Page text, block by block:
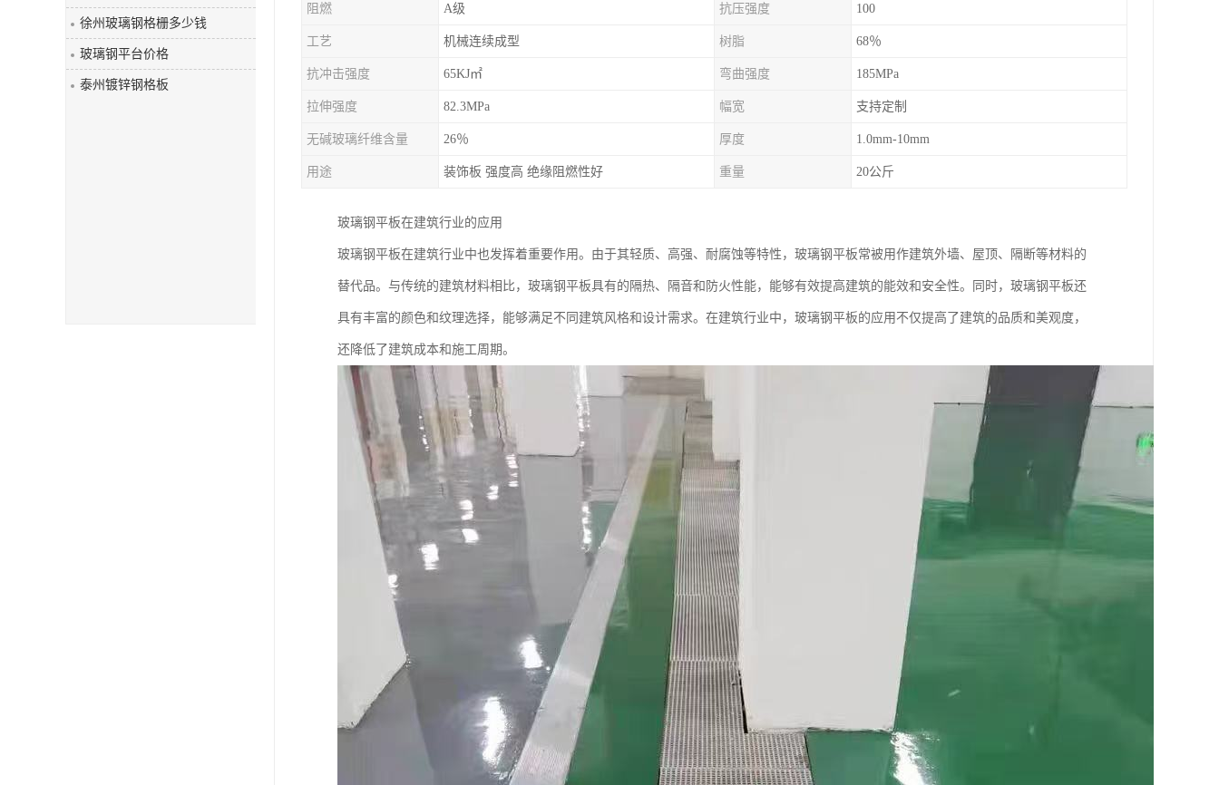
徐州玻璃钢格栅多少钱
玻璃钢平台价格
泰州镀锌钢格板
阻燃 A级 抗压强度 100
工艺 机械连续成型 树脂 68％
抗冲击强度 65KJ㎡ 弯曲强度 185MPa
拉伸强度 82.3MPa 幅宽 支持定制
无碱玻璃纤维含量 26％ 厚度 1.0mm-10mm
用途 装饰板 强度高 绝缘阻燃性好 重量 20公斤
玻璃钢平板在建筑行业的应用
玻璃钢平板在建筑行业中也发挥着重要作用。由于其轻质、高强、耐腐蚀等特性，玻璃钢平板常被用作建筑外墙、屋顶、隔断等材料的
替代品。与传统的建筑材料相比，玻璃钢平板具有的隔热、隔音和防火性能，能够有效提高建筑的能效和安全性。同时，玻璃钢平板还
具有丰富的颜色和纹理选择，能够满足不同建筑风格和设计需求。在建筑行业中，玻璃钢平板的应用不仅提高了建筑的品质和美观度，
还降低了建筑成本和施工周期。